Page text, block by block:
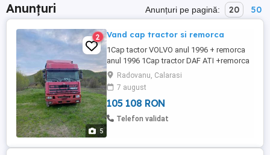
Anunțuri Anunțuri pe pagină: 20 50
5
2 Vand cap tractor si remorca
1Cap tactor VOLVO anul 1996 + remorca
anul 1996 1Cap tractor DAF ATI +remorca
DAF= motor 400 CP VOLVO= motor 420
CP.......200 000 KM Remorca= capacitate =
54 m3........tara=5200 kg
Radovanu, Calarasi
7 august
105 108 RON
Telefon validat